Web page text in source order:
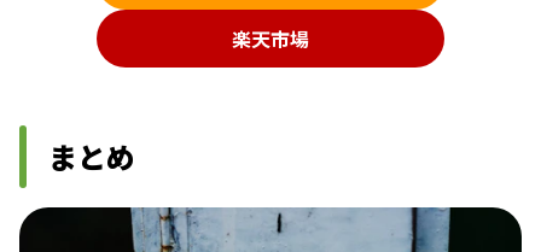
楽天市場
まとめ